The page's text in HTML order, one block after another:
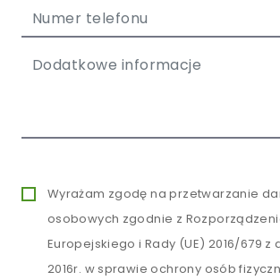
Wyrażam zgodę na przetwarzanie
osobowych zgodnie z
Europejskiego i Rady (UE) 2016/679 z
2016r. w sprawie ochrony osób